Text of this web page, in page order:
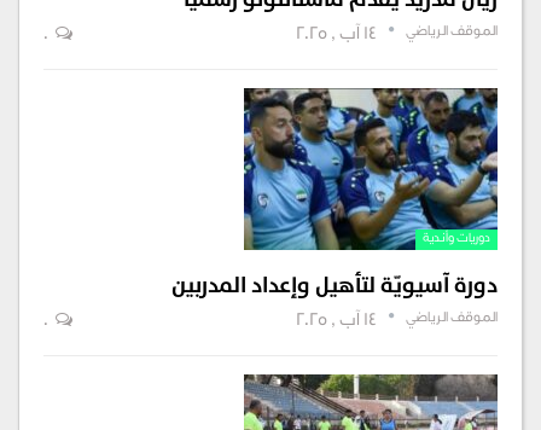
الموقف الرياضي 14 آب , 2025 0
دوريات وأندية
دورة آسيويّة لتأهيل وإعداد المدربين
الموقف الرياضي 14 آب , 2025 0